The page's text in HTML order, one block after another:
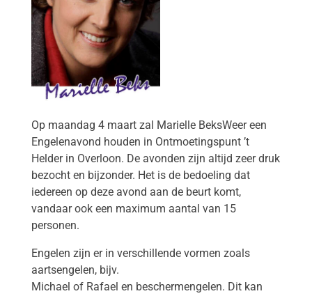
Op maandag 4 maart zal Marielle BeksWeer een
Engelenavond houden in Ontmoetingspunt ’t
Helder in Overloon. De avonden zijn altijd zeerdruk
bezocht en bijzonder. Het is de bedoeling dat
iedereen op deze avond aan de beurt komt,
vandaar ook een maximum aantal van 15
personen.
Engelen zijn er in verschillende vormen zoals
aartsengelen, bijv.
Michael of Rafael en beschermengelen. Dit kan